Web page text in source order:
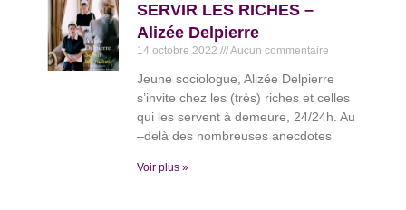
SERVIR LES RICHES –
Alizée Delpierre
14 octobre 2022 Aucun commentaire
Jeune sociologue, Alizée Delpierre
s’invite chez les (très) riches et celles
qui les servent à demeure, 24/24h. Au
–delà des nombreuses anecdotes
Voir plus »